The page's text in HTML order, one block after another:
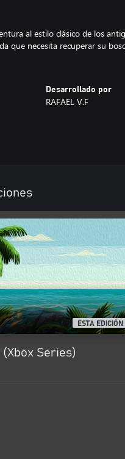
al estilo clásico de los
que necesita recuperar su
Desarrollado por
RAFAEL V.F
ESTA EDICIÓN
Series)